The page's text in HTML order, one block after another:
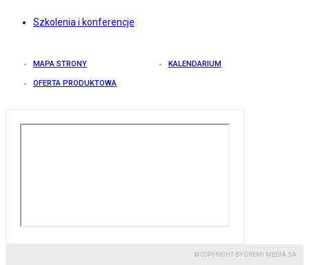
Szkolenia i konferencje
MAPA STRONY KALENDARIUM
OFERTA PRODUKTOWA
© COPYRIGHT BY GREMI MEDIA SA